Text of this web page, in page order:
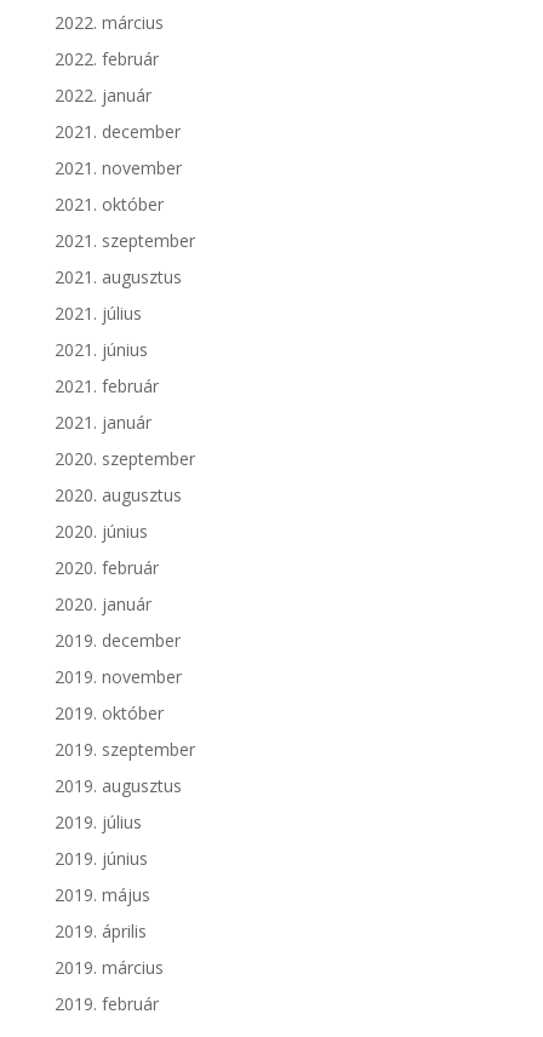
2022. március
2022. február
2022. január
2021. december
2021. november
2021. október
2021. szeptember
2021. augusztus
2021. július
2021. június
2021. február
2021. január
2020. szeptember
2020. augusztus
2020. június
2020. február
2020. január
2019. december
2019. november
2019. október
2019. szeptember
2019. augusztus
2019. július
2019. június
2019. május
2019. április
2019. március
2019. február